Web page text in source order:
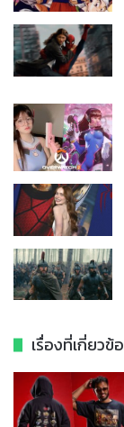
เรื่องที่เกี่ยวข้